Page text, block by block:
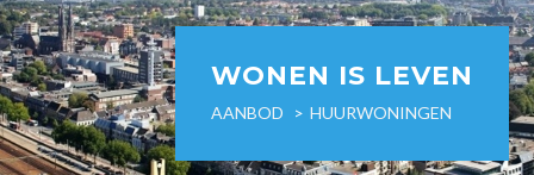
WONEN IS LEVEN
AANBOD HUURWONINGEN